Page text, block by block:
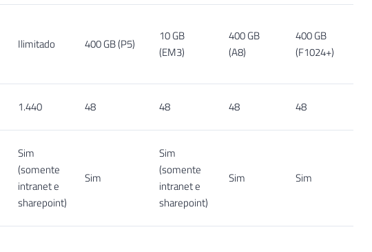
Ilimitado 400 GB (P5)
10 GB
(EM3)
400 GB
(A8)
400 GB
(F1024+)
1.440 48 48 48 48
Sim
(somente
intranet e
sharepoint)
Sim
Sim
(somente
intranet e
sharepoint)
Sim Sim